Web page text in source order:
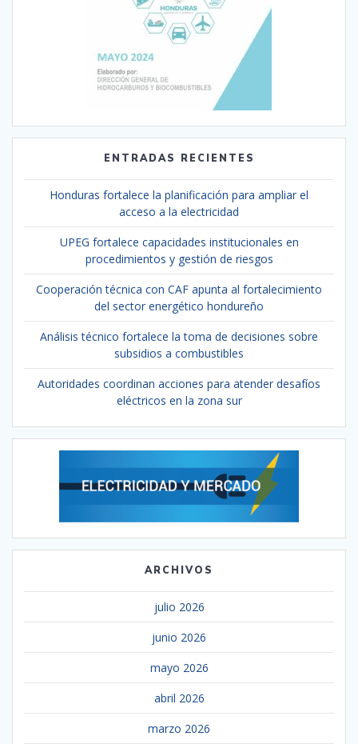
ENTRADAS RECIENTES
Honduras fortalece la planificación para ampliar el
acceso a la electricidad
UPEG fortalece capacidades institucionales en
procedimientos y gestión de riesgos
Cooperación técnica con CAF apunta al fortalecimiento
del sector energético hondureño
Análisis técnico fortalece la toma de decisiones sobre
subsidios a combustibles
Autoridades coordinan acciones para atender desafíos
eléctricos en la zona sur
ARCHIVOS
julio 2026
junio 2026
mayo 2026
abril 2026
marzo 2026